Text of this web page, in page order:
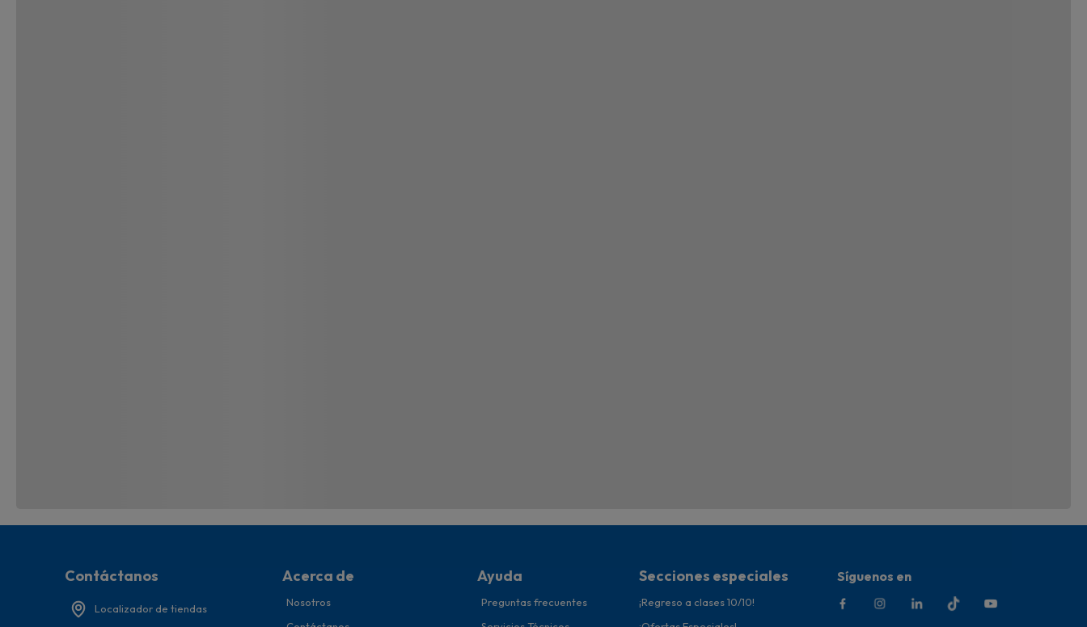
Contáctanos
Localizador de tiendas
Acerca de
Nosotros
Ayuda
Preguntas frecuentes
Secciones especiales
¡Regreso a clases 10/10!
Síguenos en